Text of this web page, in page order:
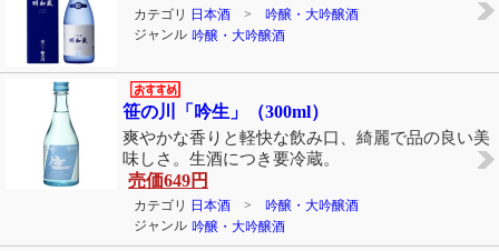
カテゴリ 日本酒 > 吟醸・大吟醸酒
ジャンル 吟醸・大吟醸酒
笹の川「吟生」（300ml）
爽やかな香りと軽快な飲み口、綺麗で品の良い美
味しさ。生酒につき要冷蔵。
売価649円
カテゴリ 日本酒 > 吟醸・大吟醸酒
ジャンル 吟醸・大吟醸酒